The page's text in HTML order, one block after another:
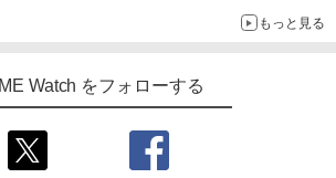
『映画 ラブライブ！蓮ノ空女学院スクー
ルアイドルクラブ Bloom Garden Part
￥8,589
￥7,730
【特典】トゥームレイダー：レガシー・
バイバー(仮)」（ゲーム内コンテンツ）)
￥7,012
レトロフリーク レッド×ホワイト ( レト
ロゲーム互換機 )（ コントローラーアダ
プターセット ）CY-RF-RW HDMI出力 ど
こでもセーブ 互換機種 FC SFC SNES G
y】/アニメーション[Blu-ray]【返品種別
A】
￥4,400
もっと見る
Watch をフォローする